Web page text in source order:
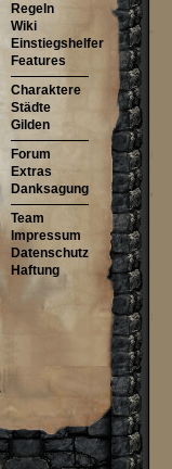
Regeln
Wiki
Einstiegshelfer
Features
Charaktere
Städte
Gilden
Forum
Extras
Danksagung
Team
Impressum
Datenschutz
Haftung